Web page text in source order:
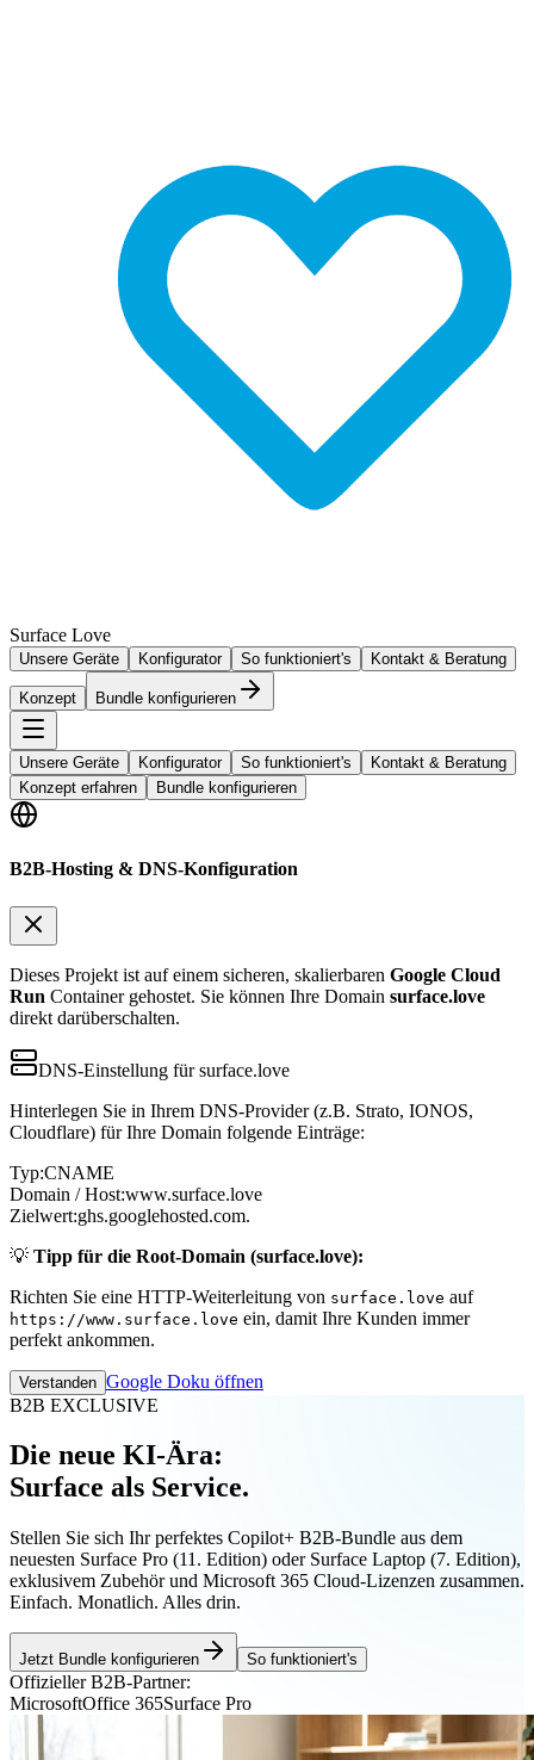
Surface Love
Unsere Geräte Konfigurator So funktioniert's Kontakt & Beratung
Konzept Bundle konfigurieren
Unsere Geräte Konfigurator So funktioniert's
Kontakt & Beratung
Konzept erfahren
Bundle konfigurieren
B2B-Hosting & DNS-Konfiguration
Dieses Projekt ist auf einem sicheren, skalierbaren Google Cloud
Run Container gehostet. Sie können Ihre Domain surface.love
direkt darüberschalten.
DNS-Einstellung für surface.love
Hinterlegen Sie in Ihrem DNS-Provider (z.B. Strato, IONOS,
Cloudflare) für Ihre Domain folgende Einträge:
Typ:CNAME
Domain / Host:www.surface.love
Zielwert:ghs.googlehosted.com.
💡 Tipp für die Root-Domain (surface.love):
Richten Sie eine HTTP-Weiterleitung von surface.love auf
https://www.surface.love ein, damit Ihre Kunden immer
perfekt ankommen.
Verstanden Google Doku öffnen
B2B EXCLUSIVE
Die neue KI-Ära:
Surface als Service.
Stellen Sie sich Ihr perfektes Copilot+ B2B-Bundle aus dem
neuesten Surface Pro (11. Edition) oder Surface Laptop (7. Edition),
exklusivem Zubehör und Microsoft 365 Cloud-Lizenzen zusammen.
Einfach. Monatlich. Alles drin.
Jetzt Bundle konfigurieren So funktioniert's
Offizieller B2B-Partner:
MicrosoftOffice 365Surface Pro